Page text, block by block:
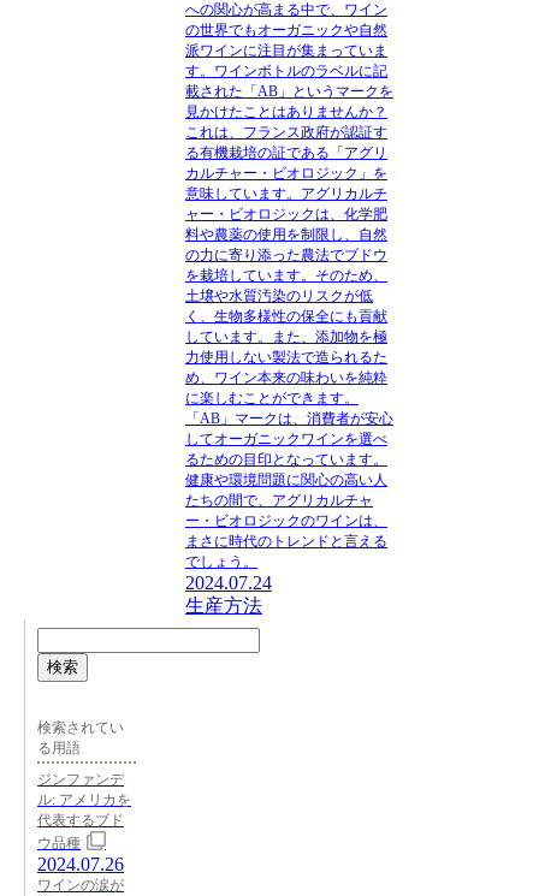
への関心が高まる中で、ワイン
の世界でもオーガニックや自然
派ワインに注目が集まっていま
す。ワインボトルのラベルに記
載された「AB」というマークを
見かけたことはありませんか？
これは、フランス政府が認証す
る有機栽培の証である「アグリ
カルチャー・ビオロジック」を
意味しています。アグリカルチ
ャー・ビオロジックは、化学肥
料や農薬の使用を制限し、自然
の力に寄り添った農法でブドウ
を栽培しています。そのため、
土壌や水質汚染のリスクが低
く、生物多様性の保全にも貢献
しています。また、添加物を極
力使用しない製法で造られるた
め、ワイン本来の味わいを純粋
に楽しむことができます。
「AB」マークは、消費者が安心
してオーガニックワインを選べ
るための目印となっています。
健康や環境問題に関心の高い人
たちの間で、アグリカルチャ
ー・ビオロジックのワインは、
まさに時代のトレンドと言える
でしょう。
2024.07.24
生産方法
検索
検索されてい
る用語
ジンファンデ
ル: アメリカを
代表するブド
ウ品種
2024.07.26
ワインの涙が